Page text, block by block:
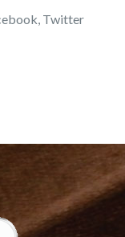
Twitter